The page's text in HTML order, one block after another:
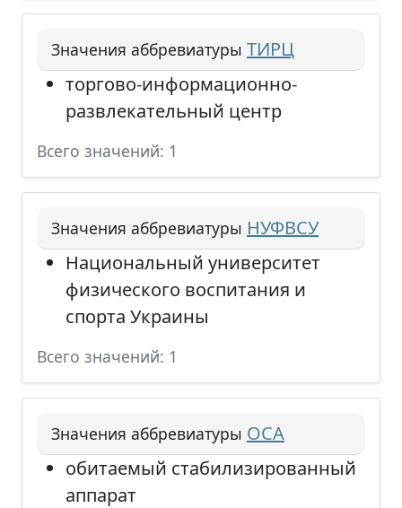
Значения аббревиатуры ТИРЦ
торгово-информационно-
развлекательный центр
Всего значений: 1
Значения аббревиатуры НУФВСУ
Национальный университет
физического воспитания и
спорта Украины
Всего значений: 1
Значения аббревиатуры ОСА
обитаемый стабилизированный
аппарат